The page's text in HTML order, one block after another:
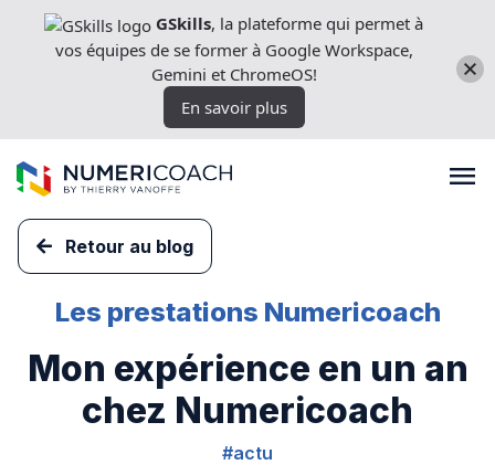
directement
Expertises techniques
Licences
Retour au blog
Les prestations Numericoach
Mon expérience en un an
chez Numericoach
#actu
GSkills, la plateforme qui permet à
vos équipes de se former à Google Workspace,
Gemini et ChromeOS!
En savoir plus